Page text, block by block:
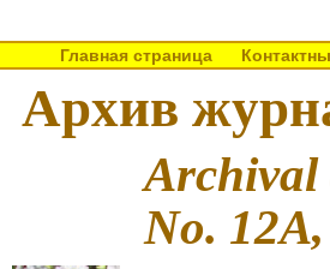
Главная страница
Архив
Archival
No.